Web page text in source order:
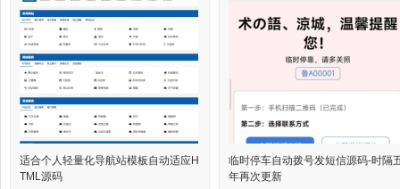
适合个人轻量化导航站模板自动适应H
TML源码
临时停车自动拨号发短信源码-时隔
年再次更新